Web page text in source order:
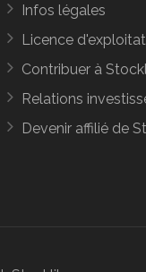
Infos légales
Licence
Contribuer à
Relations
Devenir affilié de